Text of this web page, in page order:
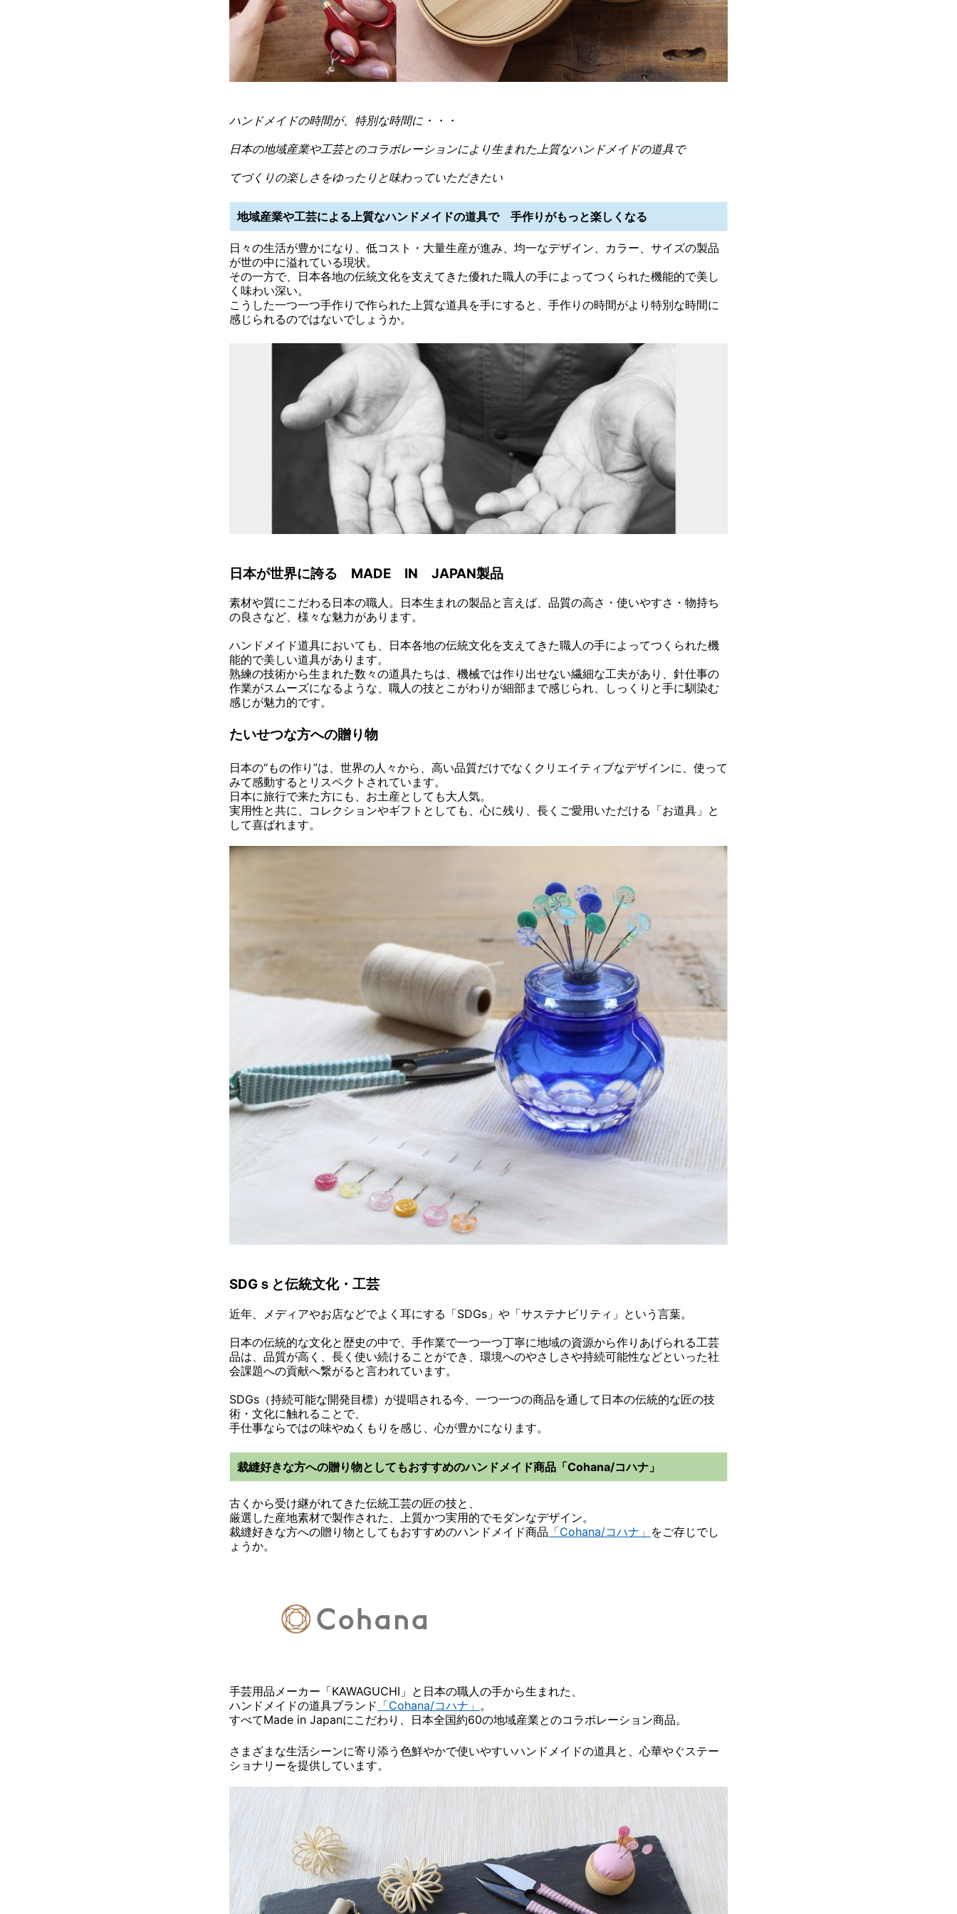
ハンドメイドの時間が、特別な時間に・・・
日本の地域産業や工芸とのコラボレーションにより生まれた上質なハンドメイドの道具で
てづくりの楽しさをゆったりと味わっていただきたい
地域産業や工芸による上質なハンドメイドの道具で 手作りがもっと楽しくなる
日々の生活が豊かになり、低コスト・大量生産が進み、均一なデザイン、カラー、サイズの製品
が世の中に溢れている現状。
その一方で、日本各地の伝統文化を支えてきた優れた職人の手によってつくられた機能的で美し
く味わい深い。
こうした一つ一つ手作りで作られた上質な道具を手にすると、手作りの時間がより特別な時間に
感じられるのではないでしょうか。
日本が世界に誇る MADE IN JAPAN製品
素材や質にこだわる日本の職人。日本生まれの製品と言えば、品質の高さ・使いやすさ・物持ち
の良さなど、様々な魅力があります。
ハンドメイド道具においても、日本各地の伝統文化を支えてきた職人の手によってつくられた機
能的で美しい道具があります。
熟練の技術から生まれた数々の道具たちは、機械では作り出せない繊細な工夫があり、針仕事の
作業がスムーズになるような、職人の技とこがわりが細部まで感じられ、しっくりと手に馴染む
感じが魅力的です。
たいせつな方への贈り物
日本の“もの作り”は、世界の人々から、高い品質だけでなくクリエイティブなデザインに、使って
みて感動するとリスペクトされています。
日本に旅行で来た方にも、お土産としても大人気。
実用性と共に、コレクションやギフトとしても、心に残り、長くご愛用いただける「お道具」と
して喜ばれます。
SDGｓと伝統文化・工芸
近年、メディアやお店などでよく耳にする「SDGs」や「サステナビリティ」という言葉。
日本の伝統的な文化と歴史の中で、手作業で一つ一つ丁寧に地域の資源から作りあげられる工芸
品は、品質が高く、長く使い続けることができ、環境へのやさしさや持続可能性などといった社
会課題への貢献へ繋がると言われています。
SDGs（持続可能な開発目標）が提唱される今、一つ一つの商品を通して日本の伝統的な匠の技
術・文化に触れることで、
手仕事ならではの味やぬくもりを感じ、心が豊かになります。
裁縫好きな方への贈り物としてもおすすめのハンドメイド商品「Cohana/コハナ」
古くから受け継がれてきた伝統工芸の匠の技と、
厳選した産地素材で製作された、上質かつ実用的でモダンなデザイン。
裁縫好きな方への贈り物としてもおすすめのハンドメイド商品 「Cohana/コハナ」 をご存じでし
ょうか。
手芸用品メーカー「KAWAGUCHI」と日本の職人の手から生まれた、
ハンドメイドの道具ブランド 「Cohana/コハナ」 。
すべてMade in Japanにこだわり、日本全国約60の地域産業とのコラボレーション商品。
さまざまな生活シーンに寄り添う色鮮やかで使いやすいハンドメイドの道具と、心華やぐステー
ショナリーを提供しています。